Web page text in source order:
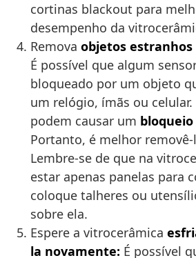
cortinas blackout para
desempenho da
Remova objetos estranhos
É possível que algum
bloqueado por um objeto
um relógio, ímãs ou celular.
podem causar um bloqueio
Portanto, é melhor
Lembre-se de que na
estar apenas panelas para
coloque talheres ou
sobre ela.
Espere a vitrocerâmica
la novamente: É possível